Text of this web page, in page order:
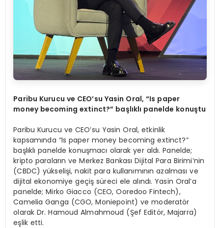
Paribu Kurucu ve CEO’su Yasin Oral,“Is paper
money becoming extinct?” başlıklı panelde konuştu
Paribu Kurucu ve CEO’su Yasin Oral, etkinlik
kapsamında “Is paper money becoming extinct?”
başlıklı panelde konuşmacı olarak yer aldı. Panelde;
kripto paraların ve Merkez Bankası Dijital Para Birimi’nin
(CBDC) yükselişi, nakit para kullanımının azalması ve
dijital ekonomiye geçiş süreci ele alındı. Yasin Oral’a
panelde; Mirko Giacco (CEO, Ooredoo Fintech),
Camelia Ganga (CGO, Moniepoint) ve moderatör
olarak Dr. Hamoud Almahmoud (Şef Editör, Majarra)
eşlik etti.